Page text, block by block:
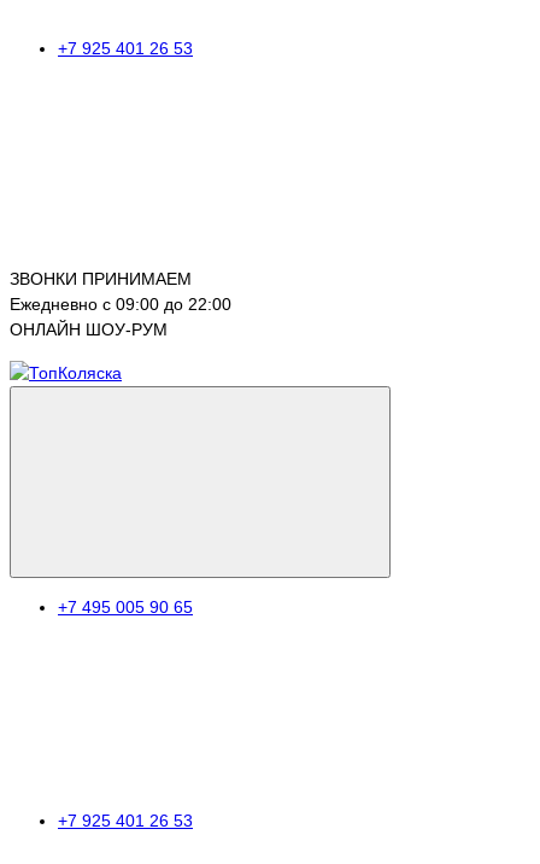
+7 925 401 26 53
ЗВОНКИ ПРИНИМАЕМ
Ежедневно с 09:00 до 22:00
ОНЛАЙН ШОУ-РУМ
+7 495 005 90 65
+7 925 401 26 53